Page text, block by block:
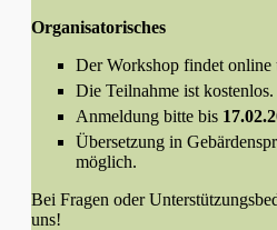
Organisatorisches
Der Workshop findet online
Die Teilnahme ist kostenlos.
Anmeldung bitte bis
Übersetzung in
möglich.
Bei Fragen oder
uns!